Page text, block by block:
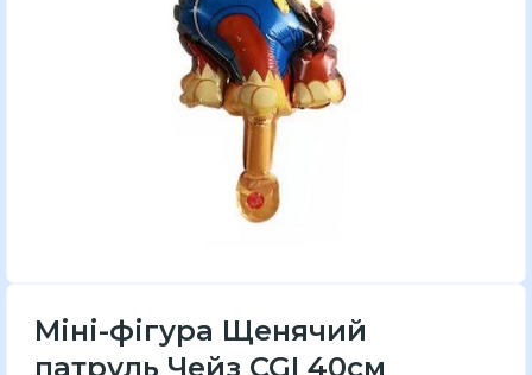
Міні-фігура Щенячий
патруль Чейз CGI 40см